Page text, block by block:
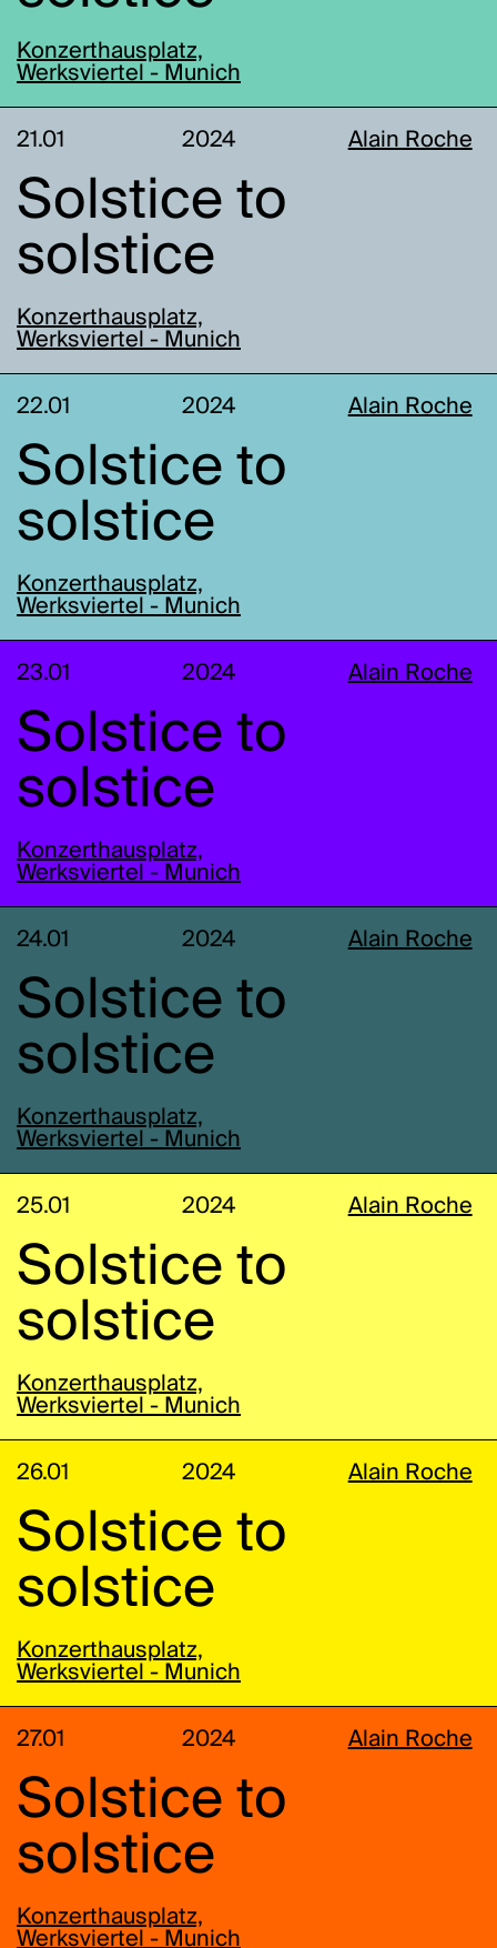
Konzerthausplatz,
Werksviertel - Munich
21.01 2024 Alain Roche
Solstice to
solstice
Konzerthausplatz,
Werksviertel - Munich
22.01 2024 Alain Roche
Solstice to
solstice
Konzerthausplatz,
Werksviertel - Munich
23.01 2024 Alain Roche
Solstice to
solstice
Konzerthausplatz,
Werksviertel - Munich
24.01 2024 Alain Roche
Solstice to
solstice
Konzerthausplatz,
Werksviertel - Munich
25.01 2024 Alain Roche
Solstice to
solstice
Konzerthausplatz,
Werksviertel - Munich
26.01 2024 Alain Roche
Solstice to
solstice
Konzerthausplatz,
Werksviertel - Munich
27.01 2024 Alain Roche
Solstice to
solstice
Konzerthausplatz,
Werksviertel - Munich